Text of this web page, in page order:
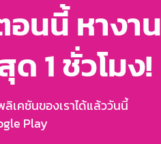
นนี้ หางาน
ด 1 ชั่วโมง!
เคชันของเราได้แล้ววันนี้
Play